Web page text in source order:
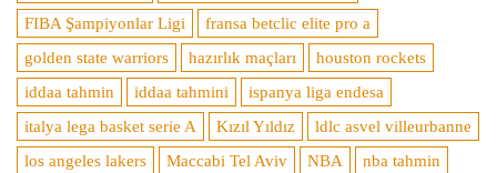
FIBA Şampiyonlar Ligi
fransa betclic elite pro a
golden state warriors
hazırlık maçları
houston rockets
iddaa tahmin
iddaa tahmini
ispanya liga endesa
italya lega basket serie A
Kızıl Yıldız
ldlc asvel villeurbanne
los angeles lakers
Maccabi Tel Aviv NBA
nba tahmin